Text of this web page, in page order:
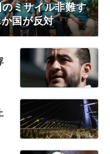
ミサイル非難す
国が反対